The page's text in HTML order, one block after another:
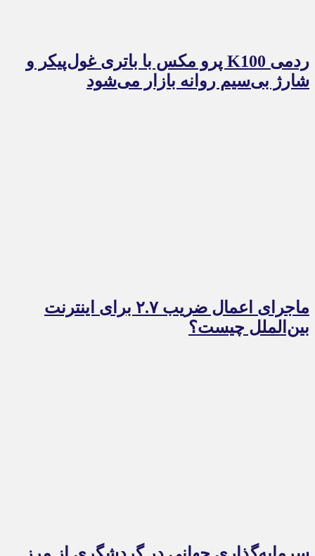
ردمی K100 پرو مکس با باتری غول‌پیکر و
شارژ بی‌سیم روانه بازار می‌شود
ماجرای اعمال ضریب ۲.۷ برای اینترنت
بین‌الملل چیست؟